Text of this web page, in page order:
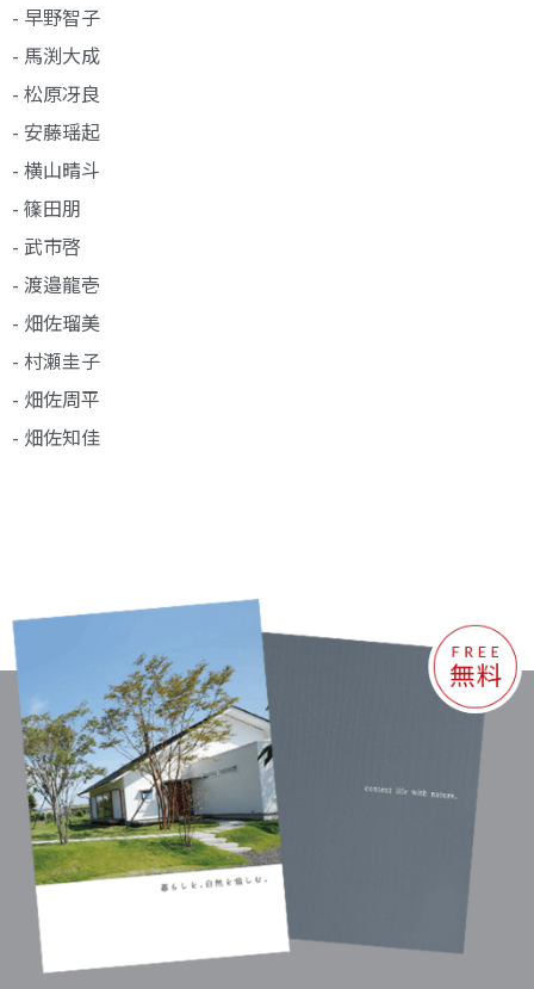
- 早野智子
- 馬渕大成
- 松原冴良
- 安藤瑶起
- 横山晴斗
- 篠田朋
- 武市啓
- 渡邉龍壱
- 畑佐瑠美
- 村瀬圭子
- 畑佐周平
- 畑佐知佳